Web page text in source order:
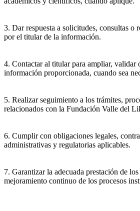
3. Dar respuesta a solicitudes, consultas o
por el titular de la información.
4. Contactar al titular para ampliar, validar
información proporcionada, cuando sea
5. Realizar seguimiento a los trámites,
relacionados con la Fundación Valle del
6. Cumplir con obligaciones legales,
administrativas y regulatorias aplicables.
7. Garantizar la adecuada prestación de
mejoramiento continuo de los procesos